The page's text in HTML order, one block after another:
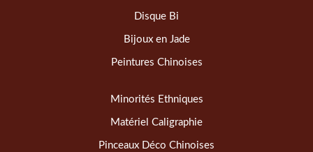
Disque Bi
Bijoux en Jade
Peintures Chinoises
Minorités Ethniques
Matériel Caligraphie
Pinceaux Déco Chinoises